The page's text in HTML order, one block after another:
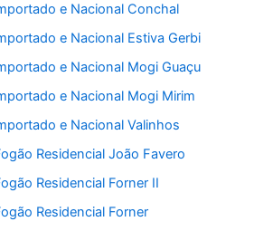
e Nacional Conchal
e Nacional Estiva Gerbi
e Nacional Mogi Guaçu
e Nacional Mogi Mirim
e Nacional Valinhos
Residencial João Favero
Residencial Forner II
Residencial Forner